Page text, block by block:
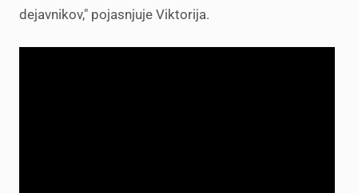
dejavnikov," pojasnjuje Viktorija.